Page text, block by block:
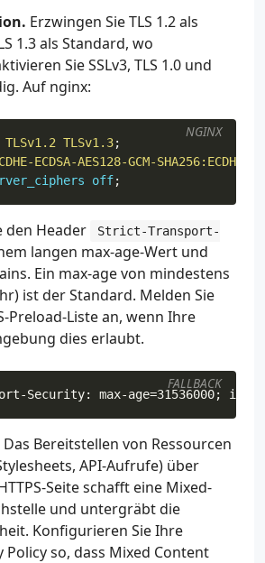
Erzwingen Sie TLS 1.2 als
1.3 als Standard, wo
Sie SSLv3, TLS 1.0 und
Auf nginx:
TLSv1.2 TLSv1.3;
ECDSA-AES128-GCM-SHA256:ECDHE-
off;
NGINX
den Header
Strict-Transport-
langen max-age-Wert und
Ein max-age von mindestens
ist der Standard. Melden Sie
Preload-Liste an, wenn Ihre
dies erlaubt.
FALLBACK
Das Bereitstellen von Ressourcen
API-Aufrufe) über
Seite schafft eine Mixed-
und untergräbt die
Konfigurieren Sie Ihre
Policy so, dass Mixed Content